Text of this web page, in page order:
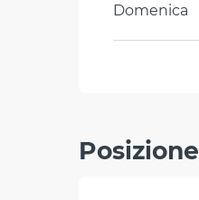
Domenica
Posizione